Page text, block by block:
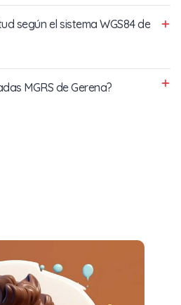
según el sistema WGS84 de
MGRS de Gerena?